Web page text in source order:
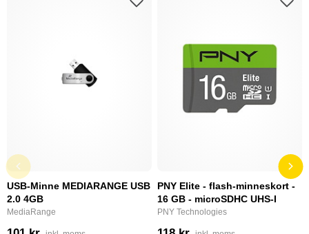
USB-Minne MEDIARANGE USB
2.0 4GB
MediaRange
PNY Elite - flash-minneskort -
16 GB - microSDHC UHS-I
PNY Technologies